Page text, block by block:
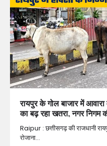
रायपुर के गोल बाजार में
का बढ़ रहा खतरा, नगर निगम
Raipur : छत्तीसगढ़ की राजधानी
रोजाना…